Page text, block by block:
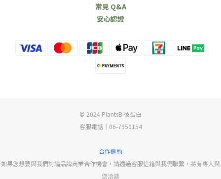
常見 Q&A
安心認證
© 2024 PlantsB 彼蛋白
客服電話｜06-7950154
合作邀約
如果您想要與我們討論品牌商業合作機會，請透過客服信箱與我們聯繫，將有專人與
您洽談